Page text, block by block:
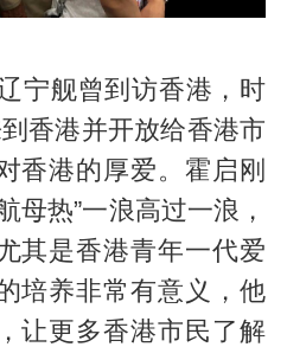
宁舰曾到访香港，时
香港并开放给香港市
香港的厚爱。霍启刚
母热”一浪高过一浪，
其是香港青年一代爱
培养非常有意义，他
让更多香港市民了解